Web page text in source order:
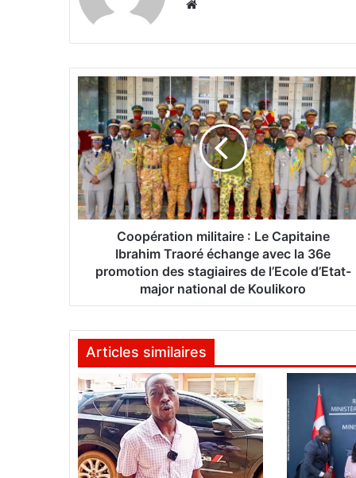
te
o
p
é
r
a
t
i
t
i
r
e
:
L
e
C
Coopération militaire : Le Capitaine
Ibrahim Traoré échange avec la 36e
promotion des stagiaires de l’Ecole d’Etat-
major national de Koulikoro
Articles similaires